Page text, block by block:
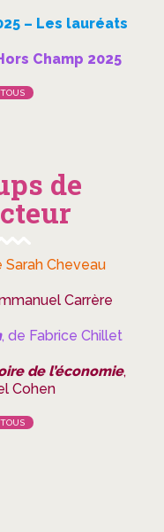
– Les lauréats
Champ 2025
de
Sarah Cheveau
Carrère
, de Fabrice Chillet
de l’économie,
Cohen